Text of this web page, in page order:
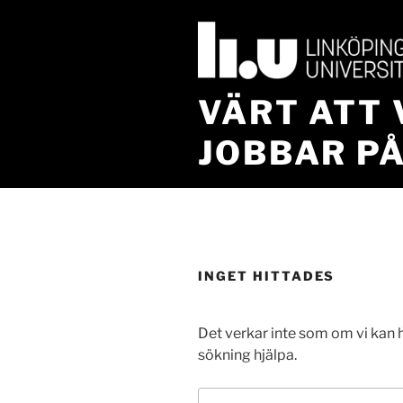
VÄRT ATT
JOBBAR
INGET HITTADES
Det verkar inte som om vi kan
sökning hjälpa.